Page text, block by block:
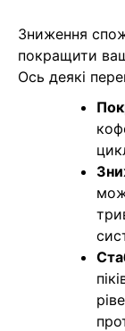
Зниження
покращити
Ось деякі